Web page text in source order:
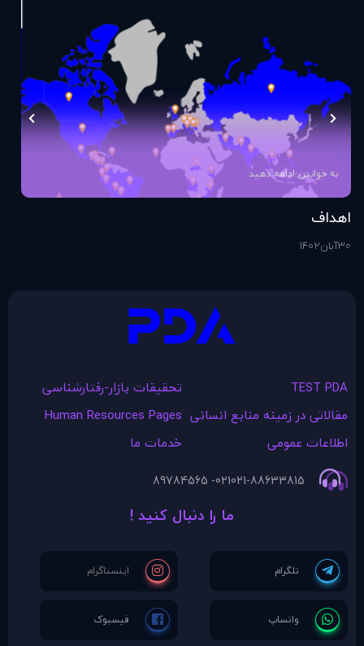
به خواندن ادامه دهید
اهداف
30آبان1402
TEST PDA
تحقیقات بازار-رفتارشناسی
مقالاتی در زمينه منابع انسانی Human Resources Pages
اطلاعات عمومی
خدمات ما
021-88633815
021- 89784565
ما را دنبال کنید !